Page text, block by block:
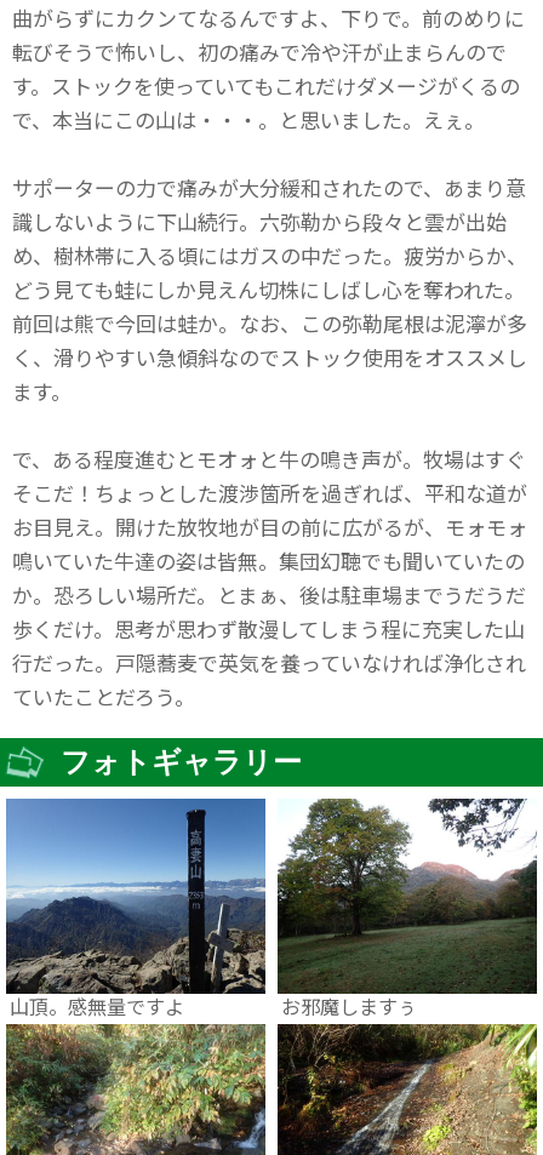
曲がらずにカクンてなるんですよ、下りで。前のめりに
転びそうで怖いし、初の痛みで冷や汗が止まらんので
す。ストックを使っていてもこれだけダメージがくるの
で、本当にこの山は・・・。と思いました。えぇ。
サポーターの力で痛みが大分緩和されたので、あまり意
識しないように下山続行。六弥勒から段々と雲が出始
め、樹林帯に入る頃にはガスの中だった。疲労からか、
どう見ても蛙にしか見えん切株にしばし心を奪われた。
前回は熊で今回は蛙か。なお、この弥勒尾根は泥濘が多
く、滑りやすい急傾斜なのでストック使用をオススメし
ます。
で、ある程度進むとモオォと牛の鳴き声が。牧場はすぐ
そこだ！ちょっとした渡渉箇所を過ぎれば、平和な道が
お目見え。開けた放牧地が目の前に広がるが、モォモォ
鳴いていた牛達の姿は皆無。集団幻聴でも聞いていたの
か。恐ろしい場所だ。とまぁ、後は駐車場までうだうだ
歩くだけ。思考が思わず散漫してしまう程に充実した山
行だった。戸隠蕎麦で英気を養っていなければ浄化され
ていたことだろう。
フォトギャラリー
山頂。感無量ですよ お邪魔しますぅ